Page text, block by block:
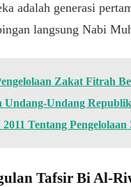
adalah generasi
langsung Nabi
Zakat Fitrah
Undang-Undang
Tentang
Tafsir Bi Al-